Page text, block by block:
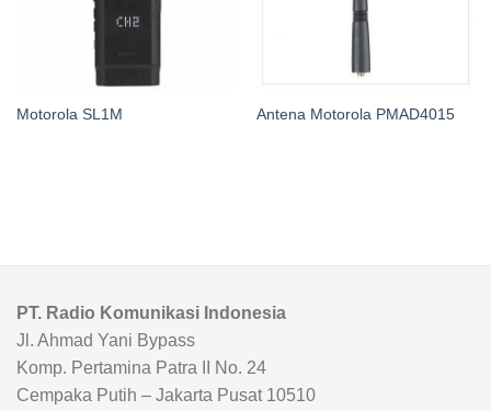
Motorola SL1M Antena Motorola PMAD4015
PT. Radio Komunikasi Indonesia
Jl. Ahmad Yani Bypass
Komp. Pertamina Patra II No. 24
Cempaka Putih – Jakarta Pusat 10510